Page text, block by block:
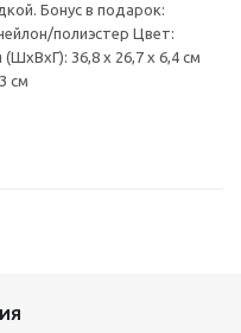
Бонус в подарок:
полиэстер Цвет:
36,8 x 26,7 x 6,4 см
см